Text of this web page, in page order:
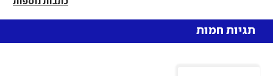
כתבות נוספות
תגיות חמות